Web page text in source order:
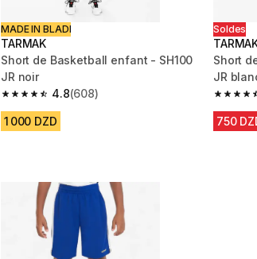
MADE IN BLADI
TARMAK
Short de Basketball enfant - SH100
JR noir
4.8
4.8 out of 5 stars from 608 reviews
(608)
1 000 DZD
Soldes
Short
JR
4.8 out
750